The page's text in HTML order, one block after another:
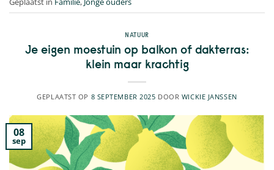
NATUUR
Je eigen moestuin op balkon of dakterras:
klein maar krachtig
GEPLAATST OP 8 SEPTEMBER 2025 DOOR WICKIE JANSSEN
08
sep